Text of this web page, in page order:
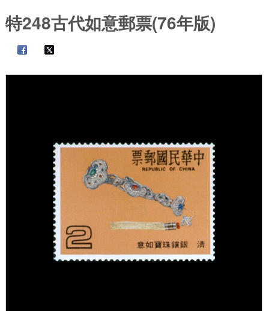
特248古代如意郵票(76年版)